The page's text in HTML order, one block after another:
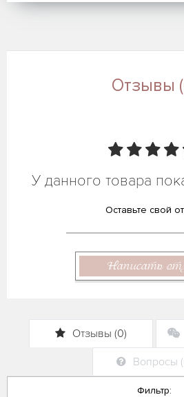
Отзывы
У данного товара
Оставьте свой
Написать
Отзывы (0)
Вопросы
Фильтр: